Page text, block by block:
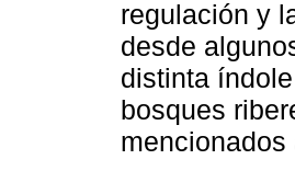
regulación y
desde
distinta
bosques